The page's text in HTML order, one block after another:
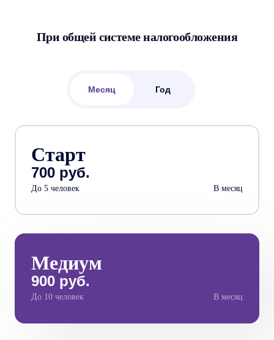
При общей системе налогообложения
Месяц Год
Старт
700 руб.
До 5 человек В месяц
Медиум
900 руб.
До 10 человек В месяц